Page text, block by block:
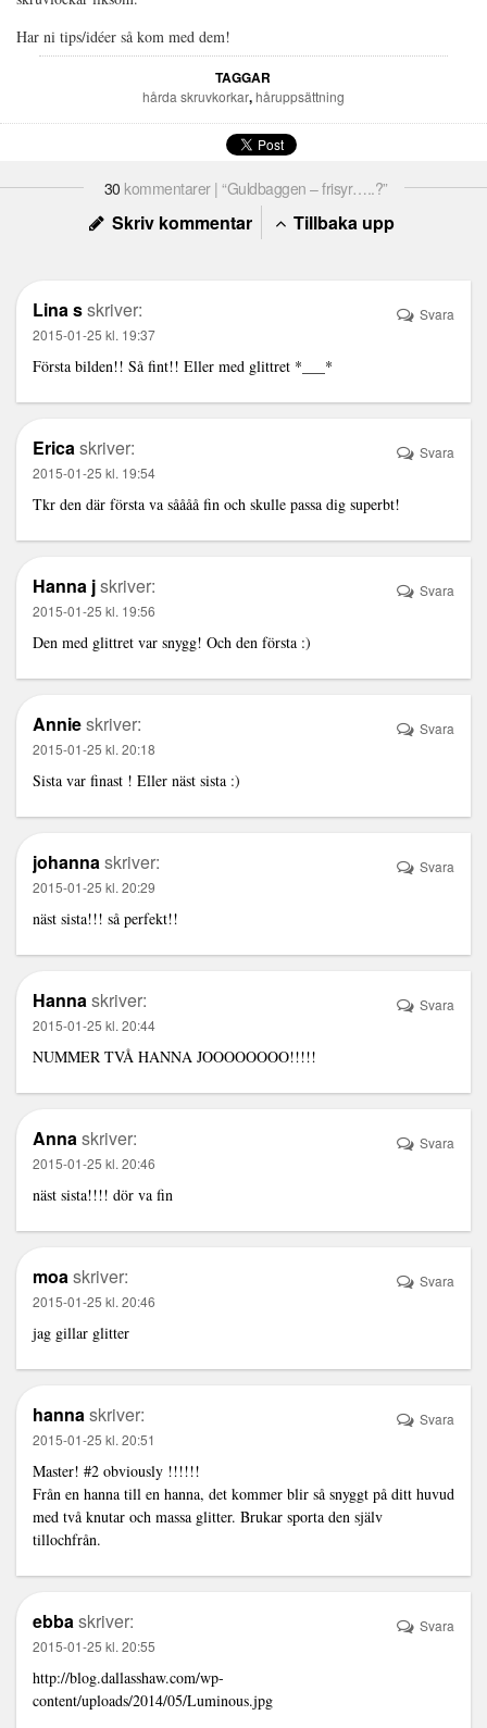
Har ni tips/idéer så kom med dem!
TAGGAR
hårda skruvkorkar,håruppsättning
30 kommentarer | “Guldbaggen – frisyr…..?”
Skriv kommentar Tillbaka upp
Lina sskriver:
2015-01-25 kl. 19:37
Första bilden!! Så fint!! Eller med glittret *___*
Svara
Ericaskriver:
2015-01-25 kl. 19:54
Tkr den där första va såååå fin och skulle passa dig superbt!
Svara
Hanna jskriver:
2015-01-25 kl. 19:56
Den med glittret var snygg! Och den första :)
Svara
Annieskriver:
2015-01-25 kl. 20:18
Sista var finast ! Eller näst sista :)
Svara
johannaskriver:
2015-01-25 kl. 20:29
näst sista!!! så perfekt!!
Svara
Hannaskriver:
2015-01-25 kl. 20:44
NUMMER TVÅ HANNA JOOOOOOOO!!!!!
Svara
Annaskriver:
2015-01-25 kl. 20:46
näst sista!!!! dör va fin
Svara
moaskriver:
2015-01-25 kl. 20:46
jag gillar glitter
Svara
hannaskriver:
2015-01-25 kl. 20:51
Master! #2 obviously !!!!!!
Från en hanna till en hanna, det kommer blir så snyggt på ditt huvud
med två knutar och massa glitter. Brukar sporta den själv
tillochfrån.
Svara
ebbaskriver:
2015-01-25 kl. 20:55
http://blog.dallasshaw.com/wp-
content/uploads/2014/05/Luminous.jpg
Svara